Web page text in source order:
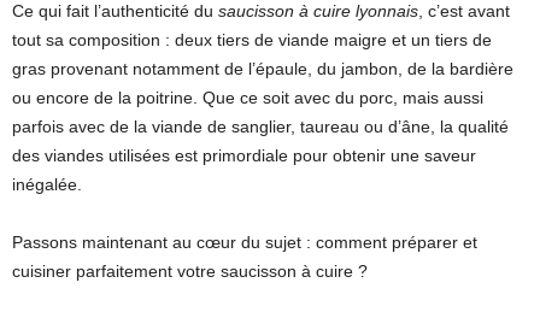
Ce qui fait l’authenticité du saucisson à cuire lyonnais, c’est avant
tout sa composition : deux tiers de viande maigre et un tiers de
gras provenant notamment de l’épaule, du jambon, de la bardière
ou encore de la poitrine. Que ce soit avec du porc, mais aussi
parfois avec de la viande de sanglier, taureau ou d’âne, la qualité
des viandes utilisées est primordiale pour obtenir une saveur
inégalée.
Passons maintenant au cœur du sujet : comment préparer et
cuisiner parfaitement votre saucisson à cuire ?